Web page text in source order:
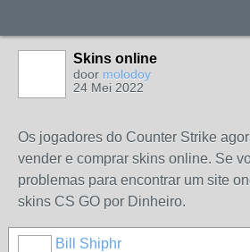
Skins online
door molodoy
24 Mei 2022
Os jogadores do Counter Strike
vender e comprar skins online. Se
problemas para encontrar um site
skins CS GO por Dinheiro.
Bill Shiphr